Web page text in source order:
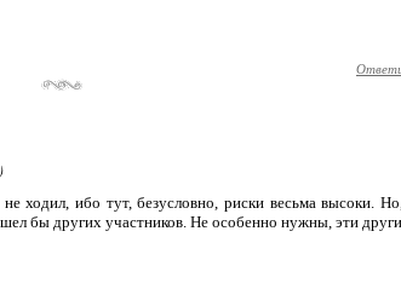
)
ходил, ибо тут, безусловно, риски весьма высоки.
бы других участников. Не особенно нужны, эти